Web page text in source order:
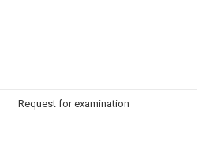
Request for examination